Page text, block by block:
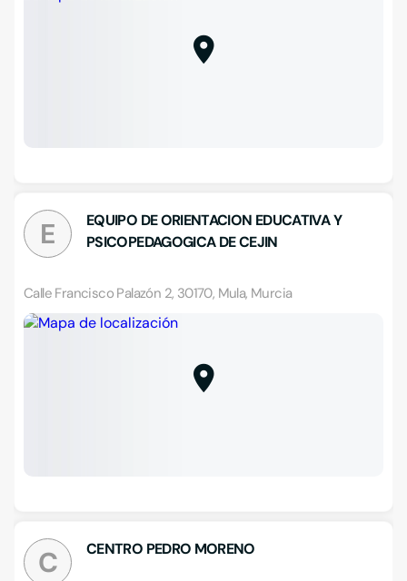
E
EQUIPO DE ORIENTACION EDUCATIVA Y
PSICOPEDAGOGICA DE CEJIN
Calle Francisco Palazón 2, 30170, Mula, Murcia
C CENTRO PEDRO MORENO